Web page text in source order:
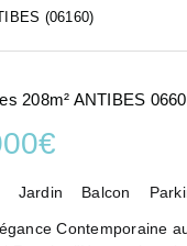
(06160)
208m² ANTIBES
Jardin Balcon
Contemporaine